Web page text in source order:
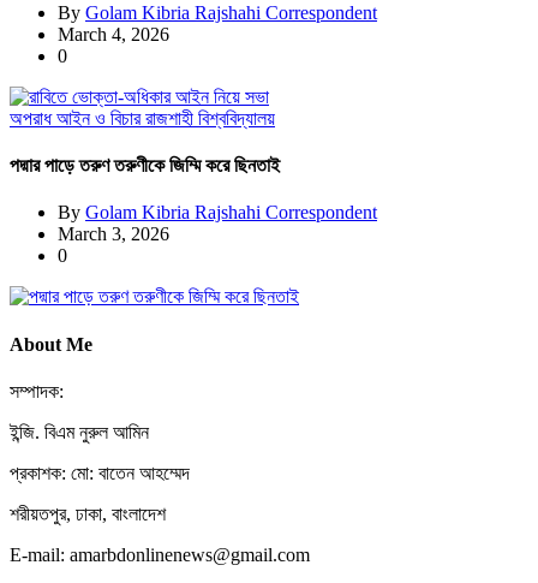
By Golam Kibria Rajshahi Correspondent
March 4, 2026
0
অপরাধআইন ও বিচাররাজশাহী বিশ্ববিদ্যালয়
পদ্মার পাড়ে তরুণ তরুণীকে জিম্মি করে ছিনতাই
By Golam Kibria Rajshahi Correspondent
March 3, 2026
0
About Me
সম্পাদক:
ইন্জি. বিএম নুরুল আমিন
প্রকাশক: মো: বাতেন আহম্মেদ
শরীয়তপুর, ঢাকা, বাংলাদেশ
E-mail: amarbdonlinenews@gmail.com